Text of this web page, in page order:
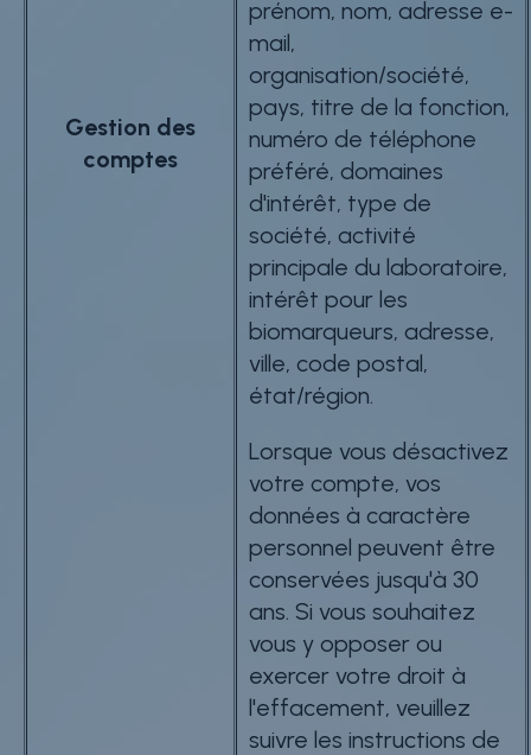
Gestion des
comptes
prénom, nom, adresse e-
mail,
organisation/société,
pays, titre de la fonction,
numéro de téléphone
préféré, domaines
d'intérêt, type de
société, activité
principale du laboratoire,
intérêt pour les
biomarqueurs, adresse,
ville, code postal,
état/région.
Lorsque vous désactivez
votre compte, vos
données à caractère
personnel peuvent être
conservées jusqu'à 30
ans. Si vous souhaitez
vous y opposer ou
exercer votre droit à
l'effacement, veuillez
suivre les instructions de